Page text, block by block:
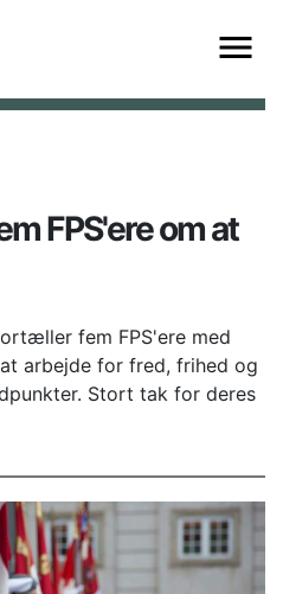
FPS'ere om at
fem FPS'ere med
arbejde for fred, frihed og
Stort tak for deres